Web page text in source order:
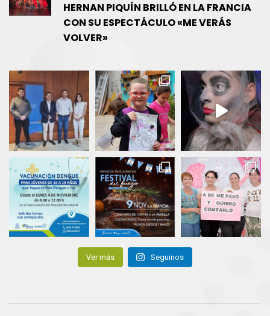
HERNAN PIQUÍN BRILLÓ EN LA FRANCIA
CON SU ESPECTÁCULO «ME VERÁS
VOLVER»
Ver más Seguinos